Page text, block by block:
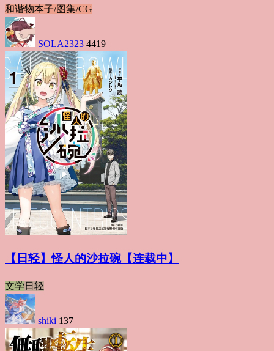
和谐物本子/图集/CG
SOLA2323 4419
【日轻】怪人的沙拉碗【连载中】
文学 日轻
shiki 137